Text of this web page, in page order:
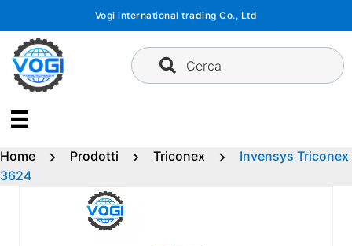
contenuto
Vogi international trading Co., Ltd
Cerca
Home Prodotti Triconex
Invensys Triconex
3624